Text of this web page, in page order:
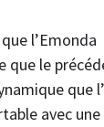
l’Emonda
que le
que
avec